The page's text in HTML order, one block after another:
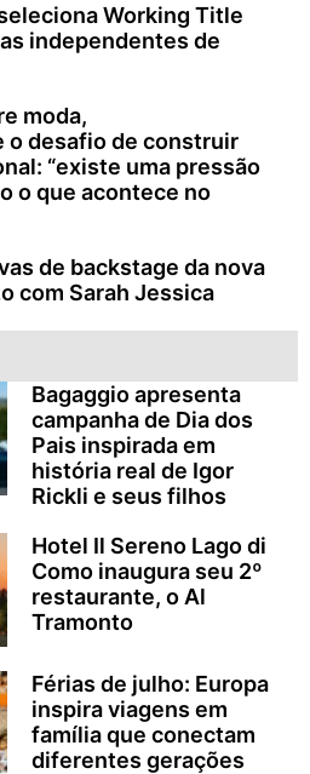
Working Title
independentes de
moda,
o desafio de construir
“existe uma pressão
o que acontece no
de backstage da nova
com Sarah Jessica
Bagaggio apresenta
campanha de Dia dos
Pais inspirada em
história real de Igor
Rickli e seus filhos
Hotel Il Sereno Lago di
Como inaugura seu 2º
restaurante, o Al
Tramonto
Férias de julho: Europa
inspira viagens em
família que conectam
diferentes gerações